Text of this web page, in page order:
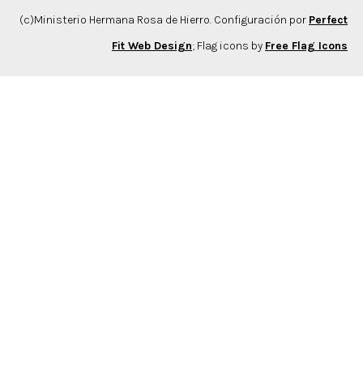
(c)Ministerio Hermana Rosa de Hierro. Configuración por Perfect
Fit Web Design; Flag icons by Free Flag Icons